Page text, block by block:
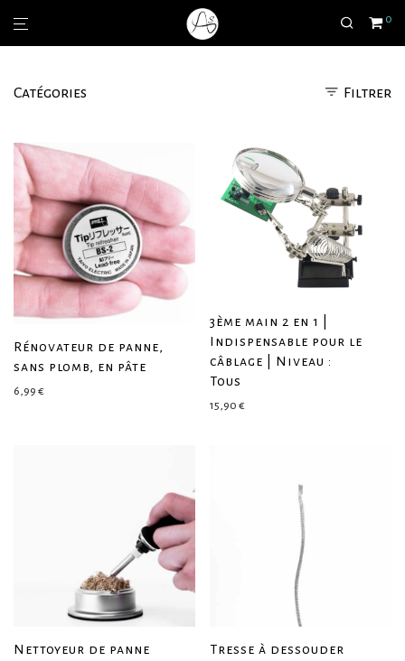
0
Catégories Filtrer
Rénovateur de panne,
sans plomb, en pâte
6,99 €
3ème main 2 en 1 |
Indispensable pour le
câblage | Niveau :
Tous
15,90 €
Nettoyeur de panne
Tresse à dessouder